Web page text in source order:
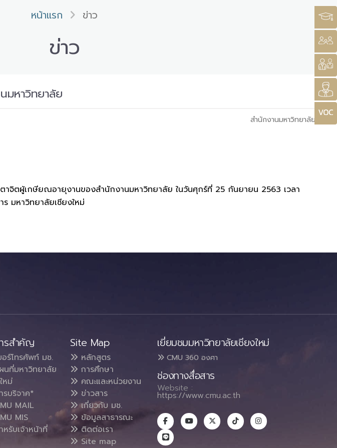
หน้าแรก ข่าว
ข่าว
มหาวิทยาลัย
สำนักงานมหาวิทยาลัย
าจิตผู้เกษียณอายุงานของสำนักงานมหาวิทยาลัย ในวันศุกร์ที่ 25 กันยายน 2563 เวลา
มหาวิทยาลัยเชียงใหม่
รสำคัญ
อร์โทรศัพท์ มช.
นที่มหาวิทยาลัย
หม่
รบริจาค*
MAIL
MIS
หรับเจ้าหน้าที่
Site Map
หลักสูตร
การศึกษา
คณะและหน่วยงาน
ข่าวสาร
เกี่ยวกับ มช.
ข้อมูลสาธารณะ
ติดต่อเรา
Site map
เยี่ยมชมมหาวิทยาลัยเชียงใหม่
CMU 360 องศา
ช่องทางสื่อสาร
Website :
https://www.cmu.ac.th